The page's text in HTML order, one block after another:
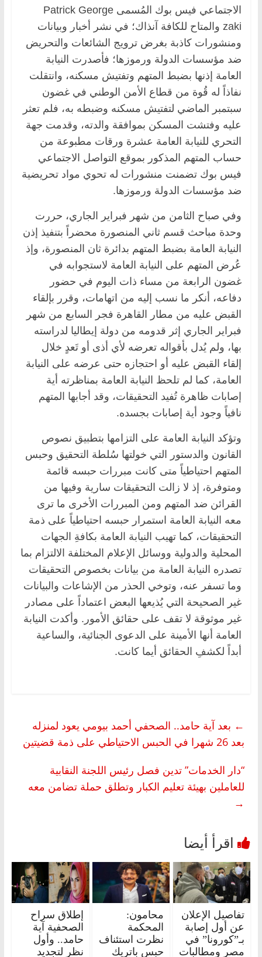
الاجتماعي فيس بوك المُسمى Patrick George
zaki والمتاح للكافة آنذاك؛ في نشر أخبار وبيانات
ومنشورات كاذبة بغرض ترويج الشائعات والتحريض
ضد مؤسسات الدولة ورموزها؛ فأصدرت النيابة
العامة إذنها بضبط المتهم وتفتيش مسكنه، وانتقلت
نفاذاً له قُوة من قطاع الأمن الوطني في غضون
سبتمبر الماضي لتفتيش مسكنه وضبطه به، فلم تعثر
عليه وفتشت المسكن بموافقة والدته، وقدمت جهة
التحري للنيابة العامة عشرة ورقات مطبوعة من
حساب المتهم المذكور بموقع التواصل الاجتماعي
فيس بوك تضمنت منشورات له تحوي مواد تحريضية
ضد مؤسسات الدولة ورموزها.
وفي صباح الثامن من شهر فبراير الجاري، حررت
وحدة مباحث قسم ثاني المنصورة محضراً بتنفيذ إذن
النيابة العامة بضبط المتهم بدائرة ثان المنصورة، وإذ
عُرض المتهم على النيابة العامة لاستجوابه في
غضون الرابعة من مساء ذات اليوم في حضور
دفاعه، أنكر ما نسب إليه من اتهامات، وقرر بإلقاء
القبض عليه من مطار القاهرة فجر السابع من شهر
فبراير الجاري إثر قدومه من دولة إيطاليا لدراسته
بها، ولم يُدل بأقواله تعرضه لأي أذى أو تَعدٍ خلال
إلقاء القبض عليه أو احتجازه حتى عرضه على النيابة
العامة، كما لم تلحظ النيابة العامة بمناظرته أية
إصابات ظاهرة تُفيد التحقيقات، وقد أجابها المتهم
نافياً وجود أية إصابات بجسده.
وتؤكد النيابة العامة على التزامها بتطبيق نصوص
القانون والدستور التي خولتها سُلطة التحقيق وحبس
المتهم احتياطياً متى كانت مبررات حبسه قائمة
ومتوفرة، إذ لا زالت التحقيقات سارية وفيها من
القرائن ضد المتهم ومن المبررات الأخرى ما ترى
معه النيابة العامة استمرار حبسه احتياطياً على ذمة
التحقيقات، كما تهيب النيابة العامة بكافةِ الجهات
المحلية والدولية ووسائل الإعلام المختلفة الالتزام بما
تصدره النيابة العامة من بيانات بخصوص التحقيقات
وما تسفر عنه، وتوخي الحذر من الإشاعات والبيانات
غير الصحيحة التي يُذيعها البعض اعتماداً على مصادر
غير موثوقة لا تقف على حقائق الأمور. وأكدت النيابة
العامة أنها الأمينة على الدعوى الجنائية، والساعية
أبداً لكشفِ الحقائق أيما كانت.
← بعد آية حامد.. الصحفي أحمد بيومي يعود لمنزله
بعد 26 شهرا في الحبس الاحتياطي على ذمة قضيتين
“دار الخدمات” تدين فصل رئيس اللجنة النقابية
للعاملين بهيئة تعليم الكبار وتطلق حملة تضامن معه
→
تفاصيل الإعلان
عن أول إصابة
بـ”كورونا” في
مصر ومطالبات
محامون:
المحكمة
نظرت استئناف
حبس باتريك
إطلاق سراح
الصحفية آية
حامد.. وأول
نظر لتجديد